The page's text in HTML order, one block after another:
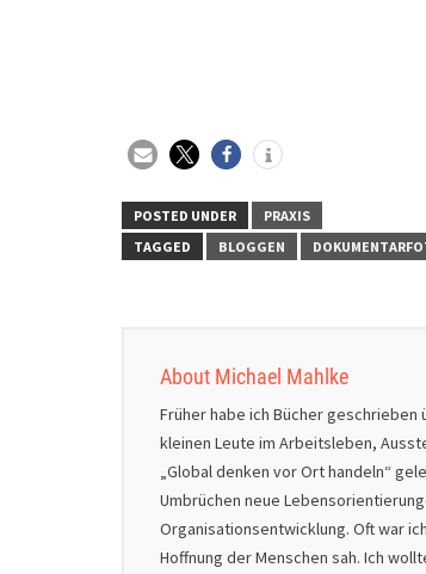
POSTED UNDER
PRAXIS
TAGGED
BLOGGEN
About Michael Mahlke
Früher habe ich Bücher
kleinen Leute im Arbeitsleben,
„Global denken vor Ort handeln“
Umbrüchen neue
Organisationsentwicklung. Oft war
Hoffnung der Menschen sah. Ich